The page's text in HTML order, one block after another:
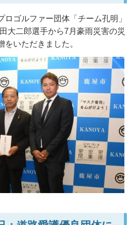
ゴルファー団体「チーム孔明」
大二郎選手から7月豪雨災害の災
いただきました。